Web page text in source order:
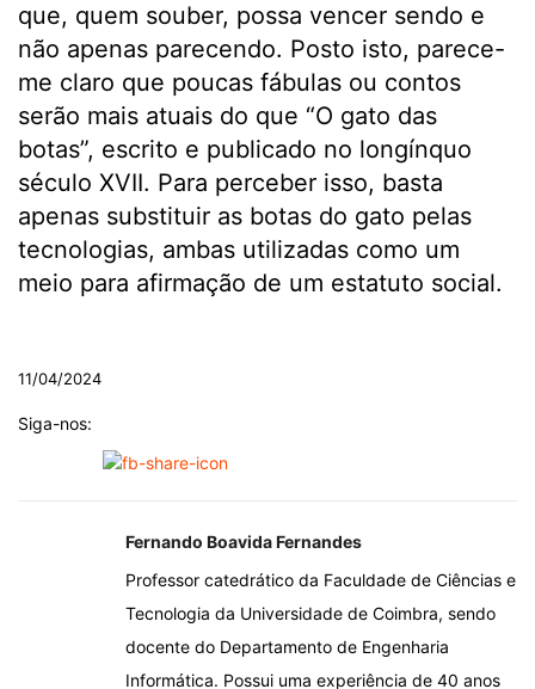
que, quem souber, possa vencer sendo e
não apenas parecendo. Posto isto, parece-
me claro que poucas fábulas ou contos
serão mais atuais do que “O gato das
botas”, escrito e publicado no longínquo
século XVII. Para perceber isso, basta
apenas substituir as botas do gato pelas
tecnologias, ambas utilizadas como um
meio para afirmação de um estatuto social.
11/04/2024
Siga-nos:
Fernando Boavida Fernandes
Professor catedrático da Faculdade de Ciências e
Tecnologia da Universidade de Coimbra, sendo
docente do Departamento de Engenharia
Informática. Possui uma experiência de 40 anos